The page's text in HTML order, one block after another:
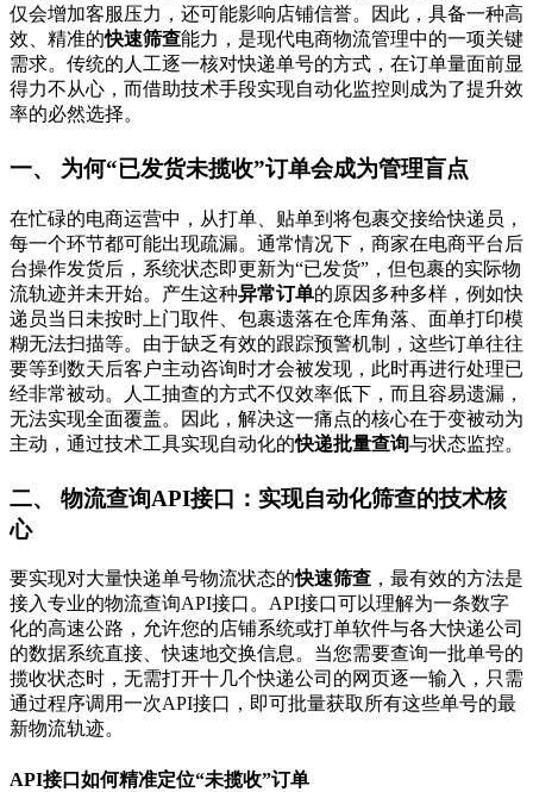
仅会增加客服压力，还可能影响店铺信誉。因此，具备一种高
效、精准的快速筛查能力，是现代电商物流管理中的一项关键
需求。传统的人工逐一核对快递单号的方式，在订单量面前显
得力不从心，而借助技术手段实现自动化监控则成为了提升效
率的必然选择。
一、 为何“已发货未揽收”订单会成为管理盲点
在忙碌的电商运营中，从打单、贴单到将包裹交接给快递员，
每一个环节都可能出现疏漏。通常情况下，商家在电商平台后
台操作发货后，系统状态即更新为“已发货”，但包裹的实际物
流轨迹并未开始。产生这种异常订单的原因多种多样，例如快
递员当日未按时上门取件、包裹遗落在仓库角落、面单打印模
糊无法扫描等。由于缺乏有效的跟踪预警机制，这些订单往往
要等到数天后客户主动咨询时才会被发现，此时再进行处理已
经非常被动。人工抽查的方式不仅效率低下，而且容易遗漏，
无法实现全面覆盖。因此，解决这一痛点的核心在于变被动为
主动，通过技术工具实现自动化的快递批量查询与状态监控。
二、 物流查询API接口：实现自动化筛查的技术核
心
要实现对大量快递单号物流状态的快速筛查 ，最有效的方法是
接入专业的物流查询API接口。API接口可以理解为一条数字
化的高速公路，允许您的店铺系统或打单软件与各大快递公司
的数据系统直接、快速地交换信息。当您需要查询一批单号的
揽收状态时，无需打开十几个快递公司的网页逐一输入，只需
通过程序调用一次API接口，即可批量获取所有这些单号的最
新物流轨迹。
API接口如何精准定位“未揽收”订单